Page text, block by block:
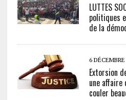
LUTTES
politiques
de la
6
Extorsion
une affaire
couler